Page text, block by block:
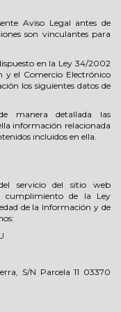
Aviso Legal antes de
son vinculantes para
en la Ley 34/2002
y el Comercio Electrónico
los siguientes datos de
manera detallada las
información relacionada
incluidos en ella.
servicio del sitio web
cumplimiento de la Ley
de la Información y de
S/N Parcela 11 03370